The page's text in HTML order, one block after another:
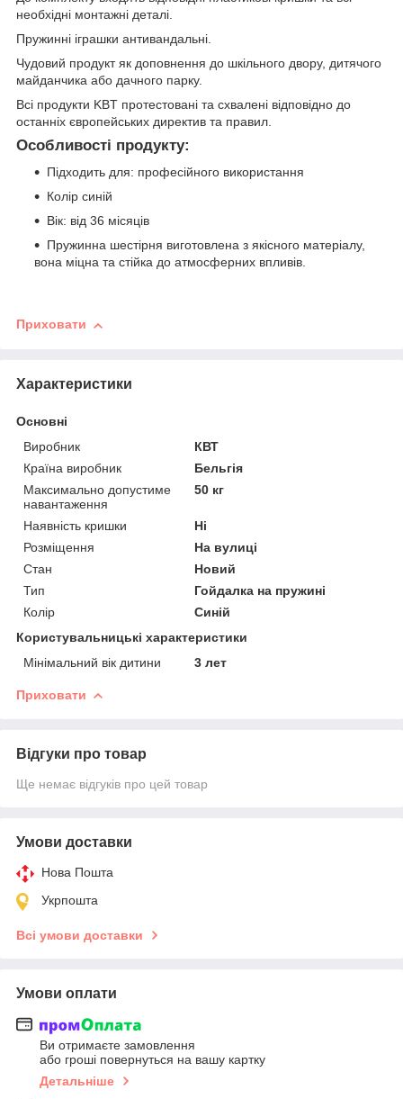
необхідні монтажні деталі.
Пружинні іграшки антивандальні.
Чудовий продукт як доповнення до шкільного двору, дитячого
майданчика або дачного парку.
Всі продукти KBT протестовані та схвалені відповідно до
останніх європейських директив та правил.
Особливості продукту:
Підходить для: професійного використання
Колір синій
Вік: від 36 місяців
Пружинна шестірня виготовлена з якісного матеріалу,
вона міцна та стійка до атмосферних впливів.
Приховати
Характеристики
Основні
Виробник
КВТ
Країна виробник
Бельгія
Максимально допустиме
навантаження
50 кг
Наявність кришки
Ні
Розміщення
На вулиці
Стан
Новий
Тип
Гойдалка на пружині
Колір
Синій
Користувальницькі характеристики
Мінімальний вік дитини
3 лет
Приховати
Відгуки про товар
Ще немає відгуків про цей товар
Умови доставки
Нова Пошта
Укрпошта
Всі умови доставки
Умови оплати
Ви отримаєте замовлення
або гроші повернуться на вашу картку
Детальніше